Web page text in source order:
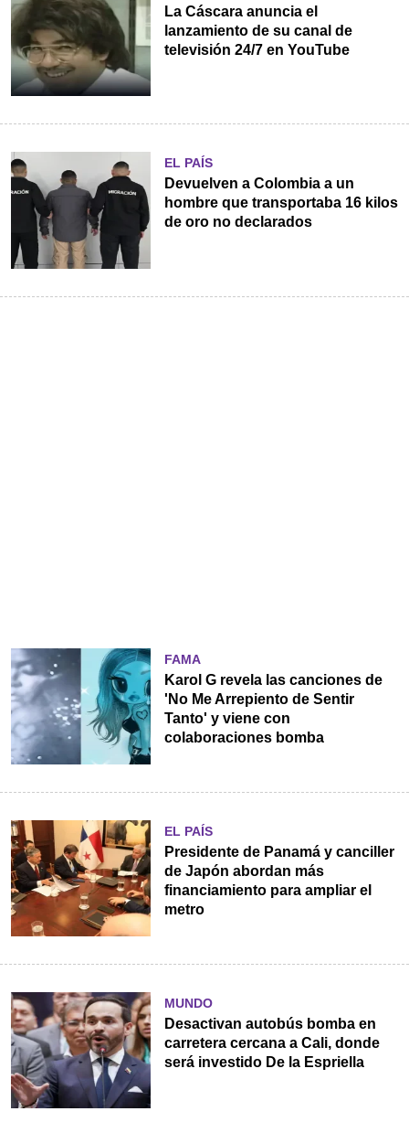
La Cáscara anuncia el
lanzamiento de su canal de
televisión 24/7 en YouTube
EL PAÍS
Devuelven a Colombia a un
hombre que transportaba 16 kilos
de oro no declarados
FAMA
Karol G revela las canciones de
'No Me Arrepiento de Sentir
Tanto' y viene con
colaboraciones bomba
EL PAÍS
Presidente de Panamá y canciller
de Japón abordan más
financiamiento para ampliar el
metro
MUNDO
Desactivan autobús bomba en
carretera cercana a Cali, donde
será investido De la Espriella